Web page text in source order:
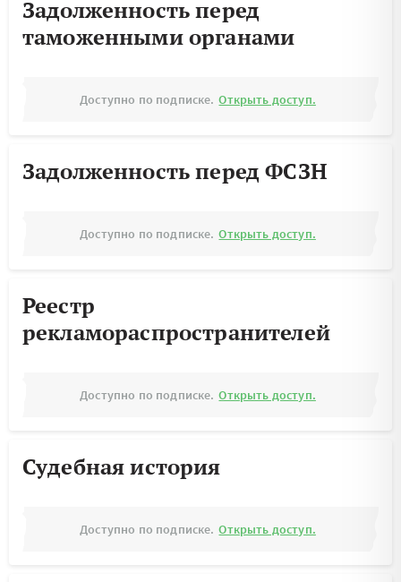
Задолженность перед
таможенными органами
Доступно по подписке. Открыть доступ.
Задолженность перед ФСЗН
Доступно по подписке. Открыть доступ.
Реестр
рекламораспространителей
Доступно по подписке. Открыть доступ.
Судебная история
Доступно по подписке. Открыть доступ.